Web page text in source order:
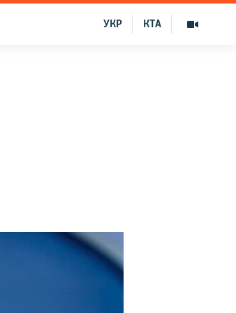
КТА
УКР